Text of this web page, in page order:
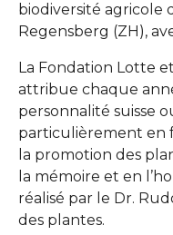
biodiversité agricole
Regensberg (ZH),
La Fondation Lotte
attribue chaque
personnalité suisse
particulièrement en
la promotion des
la mémoire et en
réalisé par le Dr.
des plantes.